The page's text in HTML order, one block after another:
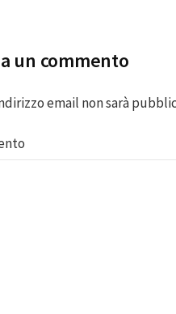
un commento
email non sarà